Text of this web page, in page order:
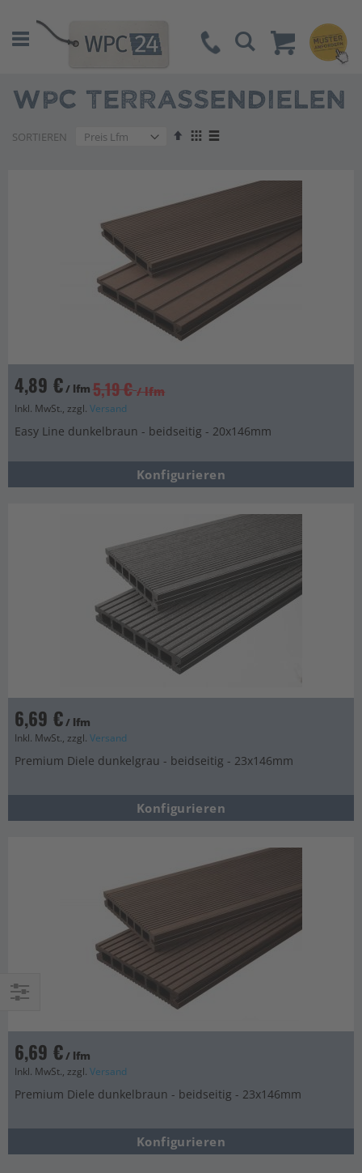
Suche
WPC TERRASSENDIELEN
SORTIEREN
AbsteigendAnzeigen
4,89 €/ lfm 5,19 € / lfm
Inkl. MwSt., zzgl. Versand
Easy Line dunkelbraun - beidseitig - 20x146mm
Konfigurieren
6,69 €/ lfm
Inkl. MwSt., zzgl. Versand
Premium Diele dunkelgrau - beidseitig - 23x146mm
Konfigurieren
6,69 €/ lfm
Inkl. MwSt., zzgl. Versand
Premium Diele dunkelbraun - beidseitig - 23x146mm
Konfigurieren